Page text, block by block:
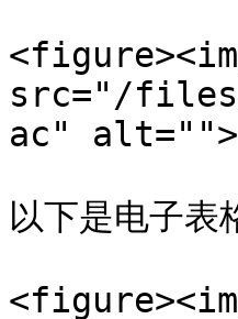
src="/files/
ac"
以下是电子表